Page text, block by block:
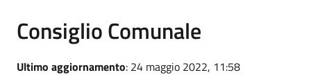
Consiglio Comunale
Ultimo aggiornamento: 24 maggio 2022, 11:58